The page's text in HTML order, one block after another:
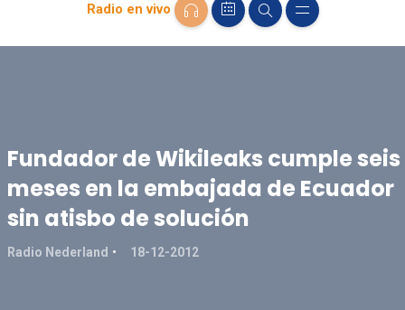
Radio en vivo
Fundador de Wikileaks cumple seis
meses en la embajada de Ecuador
sin atisbo de solución
Radio Nederland 18-12-2012